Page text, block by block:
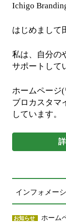
Ichigo
はじめまして
私は、自分の
サポートして
ホームページ(
ブロカスタマ
しています。
インフォメー
お知らせ ホーム